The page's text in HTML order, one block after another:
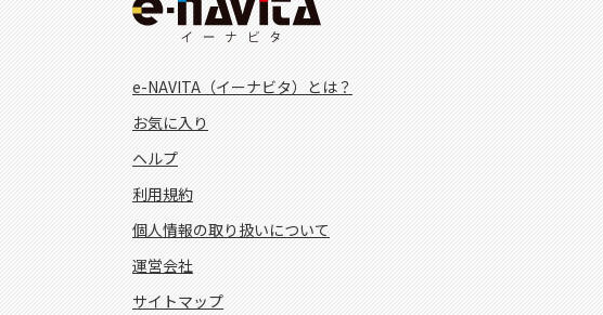
e-NAVITA（イーナビタ）とは？
お気に入り
ヘルプ
利用規約
個人情報の取り扱いについて
運営会社
サイトマップ